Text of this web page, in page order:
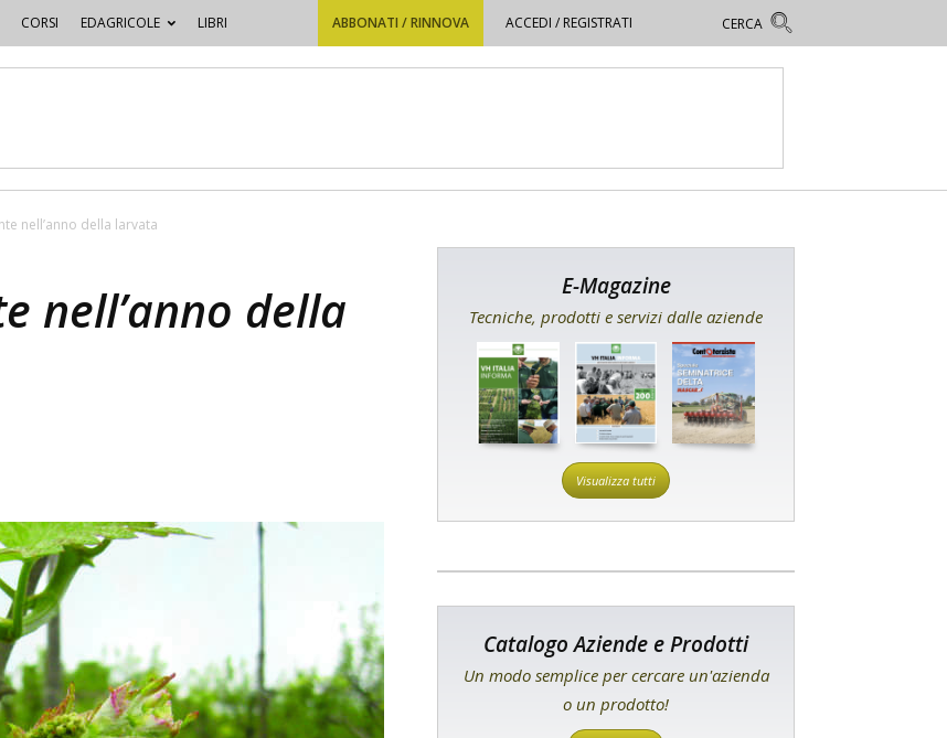
CORSI EDAGRICOLE LIBRI ABBONATI / RINNOVA ACCEDI / REGISTRATI
nell’anno della larvata
nell’anno della
E-Magazine
Tecniche, prodotti e servizi dalle aziende
Visualizza tutti
Catalogo Aziende e Prodotti
Un modo semplice per cercare un'azienda
o un prodotto!